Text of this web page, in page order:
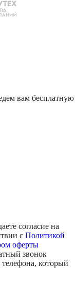
вам бесплатную
согласие на
с Политикой
оферты
звонок
который